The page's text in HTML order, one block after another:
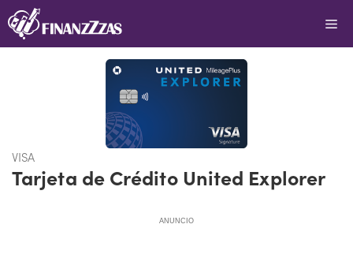
Saltar
al
VISA
Tarjeta de Crédito United Explorer
ANUNCIO